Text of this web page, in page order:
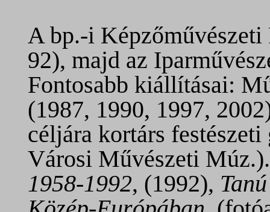
A bp.-i Képzőművészeti
92), majd az
Fontosabb kiállításai:
(1987, 1990, 1997,
céljára kortárs
Városi Művészeti
1958-1992, (1992),